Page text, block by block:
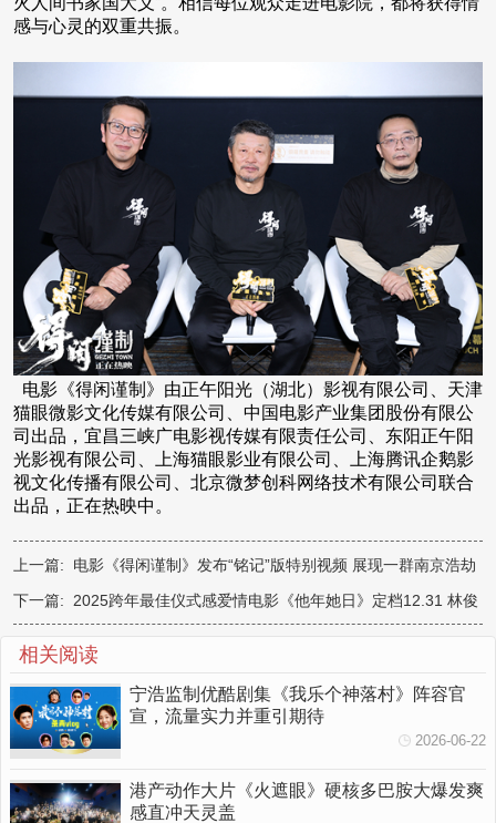
感与心灵的双重共振。
电影《得闲谨制》由正午阳光（湖北）影视有限公司、天津
猫眼微影文化传媒有限公司、中国电影产业集团股份有限公
司出品，宜昌三峡广电影视传媒有限责任公司、东阳正午阳
光影视有限公司、上海猫眼影业有限公司、上海腾讯企鹅影
视文化传播有限公司、北京微梦创科网络技术有限公司联合
出品，正在热映中。
上一篇: 电影《得闲谨制》发布“铭记”版特别视频 展现一群南京浩劫
幸存者的绝境反击
下一篇: 2025跨年最佳仪式感爱情电影《他年她日》定档12.31 林俊
相关阅读
宁浩监制优酷剧集《我乐个神落村》阵容官
宣，流量实力并重引期待
2026-06-22
港产动作大片《火遮眼》硬核多巴胺大爆发爽
感直冲天灵盖